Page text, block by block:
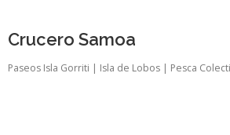
Crucero Samoa
Paseos Isla Gorriti | Isla de Lobos | Pesca